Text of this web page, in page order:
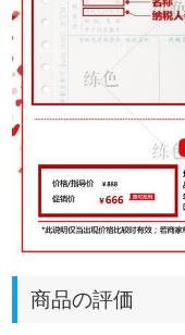
商品の評価